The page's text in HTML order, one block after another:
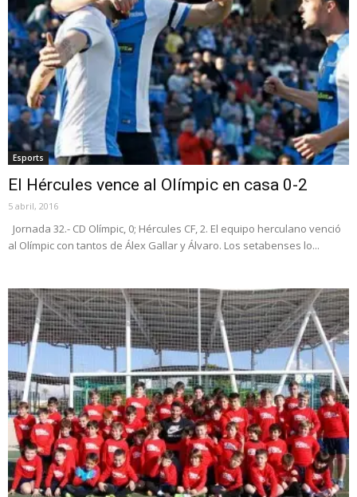
Esports
El Hércules vence al Olímpic en casa 0-2
5 abril, 2016
Jornada 32.- CD Olímpic, 0; Hércules CF, 2. El equipo herculano venció
al Olímpic con tantos de Álex Gallar y Álvaro. Los setabenses lo...